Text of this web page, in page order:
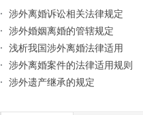
·
涉外离婚诉讼相关法律规定
·
涉外婚姻离婚的管辖规定
·
浅析我国涉外离婚法律适用
·
涉外离婚案件的法律适用规则
·
涉外遗产继承的规定